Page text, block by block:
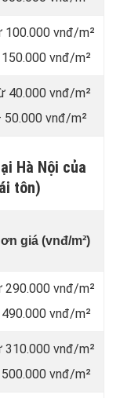
100.000 vnđ/m²
vnđ/m²
40.000 vnđ/m²
50.000 vnđ/m²
Hà Nội của
tôn)
giá (vnđ/m²)
290.000 vnđ/m²
vnđ/m²
310.000 vnđ/m²
vnđ/m²